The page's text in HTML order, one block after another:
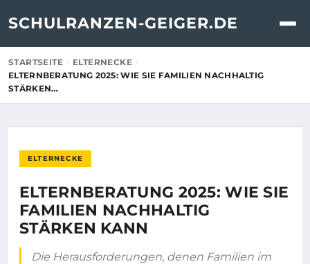
SCHULRANZEN-GEIGER.DE
STARTSEITE
ELTERNECKE
ELTERNBERATUNG 2025: WIE SIE FAMILIEN NACHHALTIG
STÄRKEN…
ELTERNECKE
ELTERNBERATUNG 2025: WIE SIE
FAMILIEN NACHHALTIG
STÄRKEN KANN
Die Herausforderungen, denen Familien im